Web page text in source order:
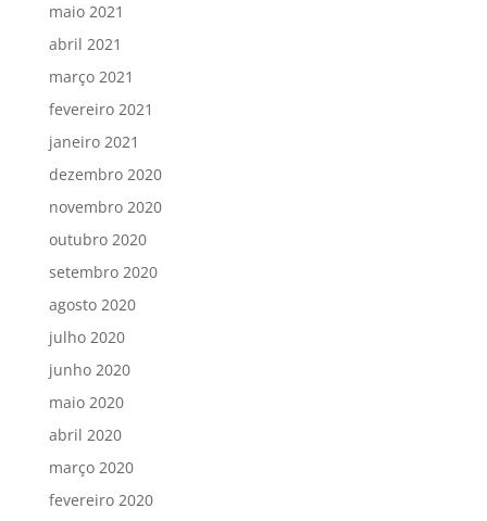
maio 2021
abril 2021
março 2021
fevereiro 2021
janeiro 2021
dezembro 2020
novembro 2020
outubro 2020
setembro 2020
agosto 2020
julho 2020
junho 2020
maio 2020
abril 2020
março 2020
fevereiro 2020